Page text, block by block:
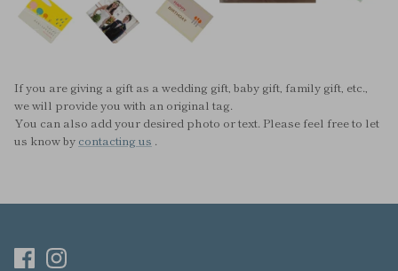
If you are giving a gift as a wedding gift, baby gift, family gift, etc.,
we will provide you with an original tag.
You can also add your desired photo or text. Please feel free to let
us know by contacting us .